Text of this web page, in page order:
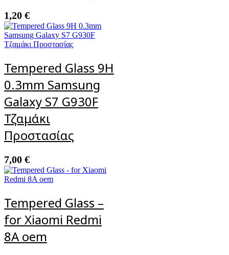
1,20 €
Tempered Glass 9H
0.3mm Samsung
Galaxy S7 G930F
Τζαμάκι
Προστασίας
7,00 €
Tempered Glass –
for Xiaomi Redmi
8A oem